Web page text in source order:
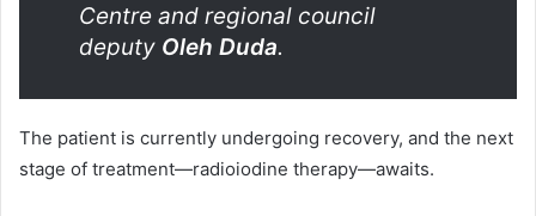
Centre and regional council
deputy Oleh Duda.
The patient is currently undergoing recovery, and the next
stage of treatment—radioiodine therapy—awaits.